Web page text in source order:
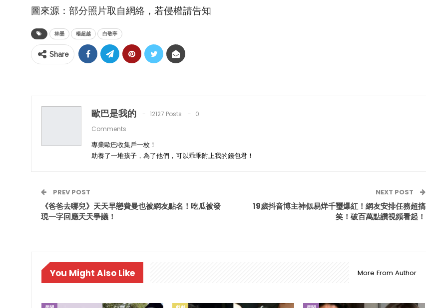
圖來源：部分照片取自網絡，若侵權請告知
林墨 楊超越 白敬亭
Share
歐巴是我的 12127 Posts
0
Comments
專業歐巴收集戶一枚！
助養了一堆孩子，為了他們，可以乖乖附上我的錢包君！
PREV POST
《爸爸去哪兒》天天早戀費曼也被網友點名！吃瓜被發
現一字回應天天爭議！
NEXT POST
19歲抖音博主神似易烊千璽爆紅！網友安排任務超搞
笑！破百萬點讚視頻看起！
You Might Also Like More From Author